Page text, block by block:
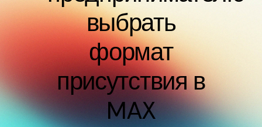
выбрать
формат
присутствия в
MAX